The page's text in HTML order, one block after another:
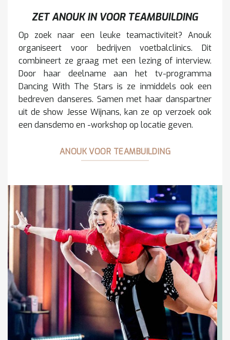
ZET ANOUK IN VOOR TEAMBUILDING
Op zoek naar een leuke teamactiviteit? Anouk
organiseert voor bedrijven voetbalclinics. Dit
combineert ze graag met een lezing of interview.
Door haar deelname aan het tv-programma
Dancing With The Stars is ze inmiddels ook een
bedreven danseres. Samen met haar danspartner
uit de show Jesse Wijnans, kan ze op verzoek ook
een dansdemo en -workshop op locatie geven.
ANOUK VOOR TEAMBUILDING